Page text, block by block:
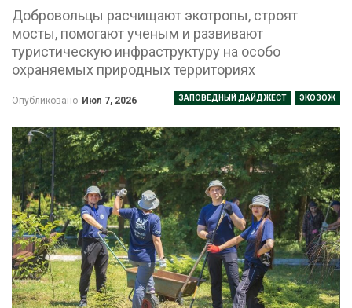
Добровольцы расчищают экотропы, строят
мосты, помогают ученым и развивают
туристическую инфраструктуру на особо
охраняемых природных территориях
ЗАПОВЕДНЫЙ ДАЙДЖЕСТ ЭКОЗОЖ
Опубликовано Июл 7, 2026